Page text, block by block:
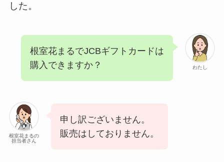
した。
わたし
根室花まるでJCBギフトカードは
購入できますか？
根室花まるの
担当者さん
申し訳ございません。
販売はしておりません。